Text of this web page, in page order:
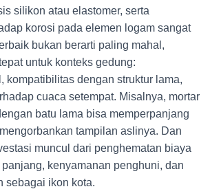
silikon atau elastomer, serta
korosi pada elemen logam sangat
bukan berarti paling mahal,
untuk konteks gedung:
kompatibilitas dengan struktur lama,
cuaca setempat. Misalnya, mortar
batu lama bisa memperpanjang
tampilan aslinya. Dan
muncul dari penghematan biaya
kenyamanan penghuni, dan
sebagai ikon kota.